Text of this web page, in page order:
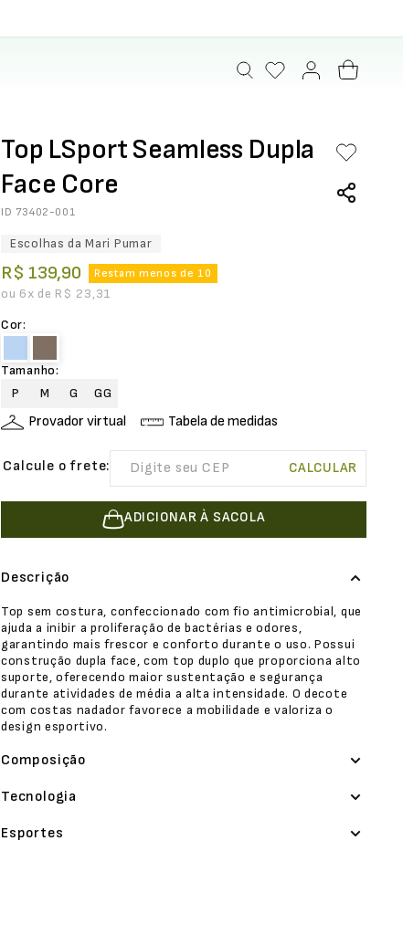
Top LSport Seamless Dupla
Face Core
ID 73402-001
Escolhas da Mari Pumar
R$ 139,90 Restam menos de 10
ou 6x de R$ 23,31
Cor:
Tamanho:
P
M G GG
Provador virtual Tabela de medidas
ADICIONAR À SACOLA
Descrição
Top sem costura, confeccionado com fio antimicrobial, que
ajuda a inibir a proliferação de bactérias e odores,
garantindo mais frescor e conforto durante o uso. Possui
construção dupla face, com top duplo que proporciona alto
suporte, oferecendo maior sustentação e segurança
durante atividades de média a alta intensidade. O decote
com costas nadador favorece a mobilidade e valoriza o
design esportivo.
Composição
Tecnologia
Esportes